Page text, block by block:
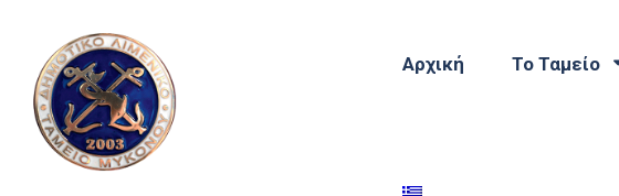
Αρχική Το Ταμείο